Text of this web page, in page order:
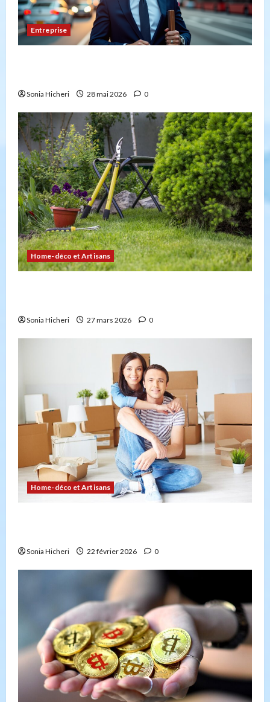
Entreprise
Sonia Hicheri 28 mai 2026 0
Home-déco et Artisans
Sonia Hicheri 27 mars 2026 0
Home-déco et Artisans
Sonia Hicheri 22 février 2026 0